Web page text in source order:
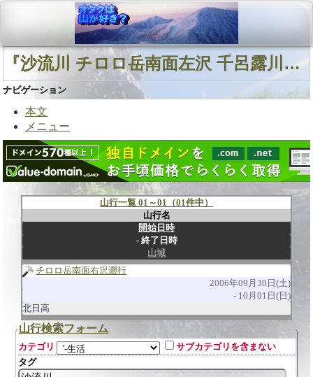
『沙流川 チロロ岳南面左沢 千呂露川』に関連する山行
ナビゲーション
本文
メニュー
山行一覧 01～01（01件中）
山行名
開始日時
終了日時
山域
チロロ岳南面右沢遡行
2006年09月30日(土)
10月01日(日)
北日高
山行検索フォーム
カテゴリ
サブカテゴリを含まない
タグ